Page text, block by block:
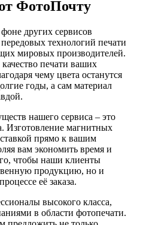
ФотоПочту
других сервисов
технологий печати
мировых производителей.
печати ваших
чему цвета останутся
годы, а сам материал
нашего сервиса – это
Изготовление магнитных
прямо к вашим
вам экономить время и
чтобы наши клиенты
продукцию, но и
её заказа.
высокого класса,
в области фотопечати.